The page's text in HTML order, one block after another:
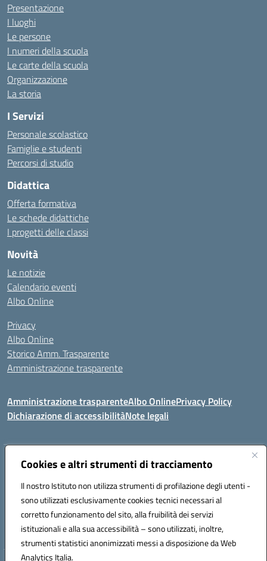
Cookies e altri strumenti di tracciamento
Il nostro Istituto non utilizza strumenti di profilazione degli utenti -
sono utilizzati esclusivamente cookies tecnici necessari al
corretto funzionamento del sito, alla fruibilità dei servizi
istituzionali e alla sua accessibilità – sono utilizzati, inoltre,
strumenti statistici anonimizzati messi a disposizione da Web
Analytics Italia.
Presentazione
I luoghi
Le persone
I numeri della scuola
Le carte della scuola
Organizzazione
La storia
I Servizi
Personale scolastico
Famiglie e studenti
Percorsi di studio
Didattica
Offerta formativa
Le schede didattiche
I progetti delle classi
Novità
Le notizie
Calendario eventi
Albo Online
Privacy
Albo Online
Storico Amm. Trasparente
Amministrazione trasparente
Amministrazione trasparenteAlbo OnlinePrivacy Policy
Dichiarazione di accessibilitàNote legali
Indirizzo:Via Mastelloni - Viale Colombo 71121 Foggia
Posta elettronica certificata (PEC):fgic885004@pec.istruzione.it
Codice fiscale: 94118760712
Codice meccanografico: FGIC885004